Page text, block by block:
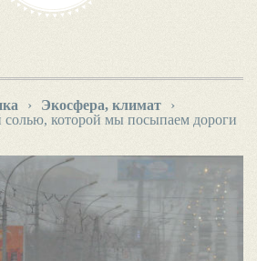
› Экосфера, климат
›
солью, которой мы посыпаем дороги